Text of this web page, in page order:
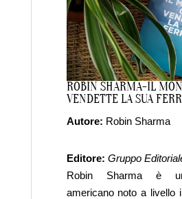
ROBIN SHARMA-IL
VENDETTE LA SUA
Autore: Robin Sharma
Editore: Gruppo
Robin Sharma è
americano noto a livello